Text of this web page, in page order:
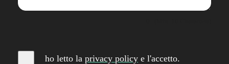
ho letto la privacy policy e l'accetto.